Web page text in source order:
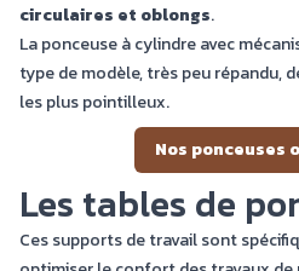
circulaires et oblongs.
La ponceuse à cylindre avec
type de modèle, très peu répandu,
les plus pointilleux.
Nos ponceuses
Les tables de
Ces supports de travail sont